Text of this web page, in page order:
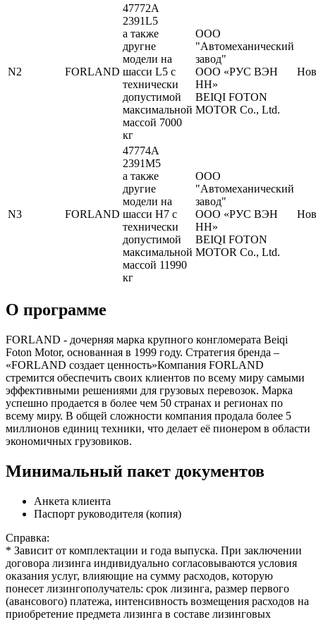
N2 FORLAND
47772A
2391L5
а также
другне
модели на
шасси L5 с
технически
допустимой
максимальной
массой 7000
кг
ООО
"Автомеханический
завод"
ООО «РУС ВЭН
НН»
BEIQI FOTON
MOTOR Co., Ltd.
N3 FORLAND
47774A
2391M5
а также
другие
модели на
шасси H7 с
технически
допустимой
максимальной
массой 11990
кг
ООО
"Автомеханический
завод"
ООО «РУС ВЭН
НН»
BEIQI FOTON
MOTOR Co., Ltd.
О программе
FORLAND - дочерняя марка крупного конгломерата Beiqi
Foton Motor, основанная в 1999 году. Стратегия бренда –
«FORLAND создает ценность»Компания FORLAND
стремится обеспечить своих клиентов по всему миру самыми
эффективными решениями для грузовых перевозок. Марка
успешно продается в более чем 50 странах и регионах по
всему миру. В общей сложности компания продала более 5
миллионов единиц техники, что делает её пионером в области
экономичных грузовиков.
Минимальный пакет документов
Анкета клиента
Паспорт руководителя (копия)
Справка:
* Зависит от комплектации и года выпуска. При заключении
договора лизинга индивидуально согласовываются условия
оказания услуг, влияющие на сумму расходов, которую
понесет лизингополучатель: срок лизинга, размер первого
(авансового) платежа, интенсивность возмещения расходов на
приобретение предмета лизинга в составе лизинговых